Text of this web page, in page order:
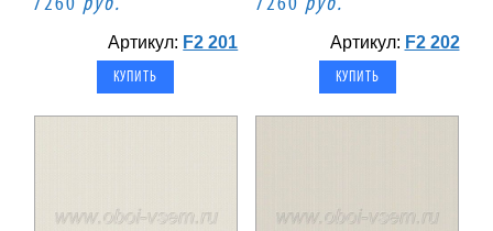
Артикул: F2 201 Артикул: F2 202